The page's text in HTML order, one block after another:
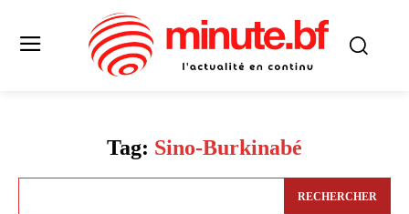
Tag: Sino-Burkinabé
RECHERCHER